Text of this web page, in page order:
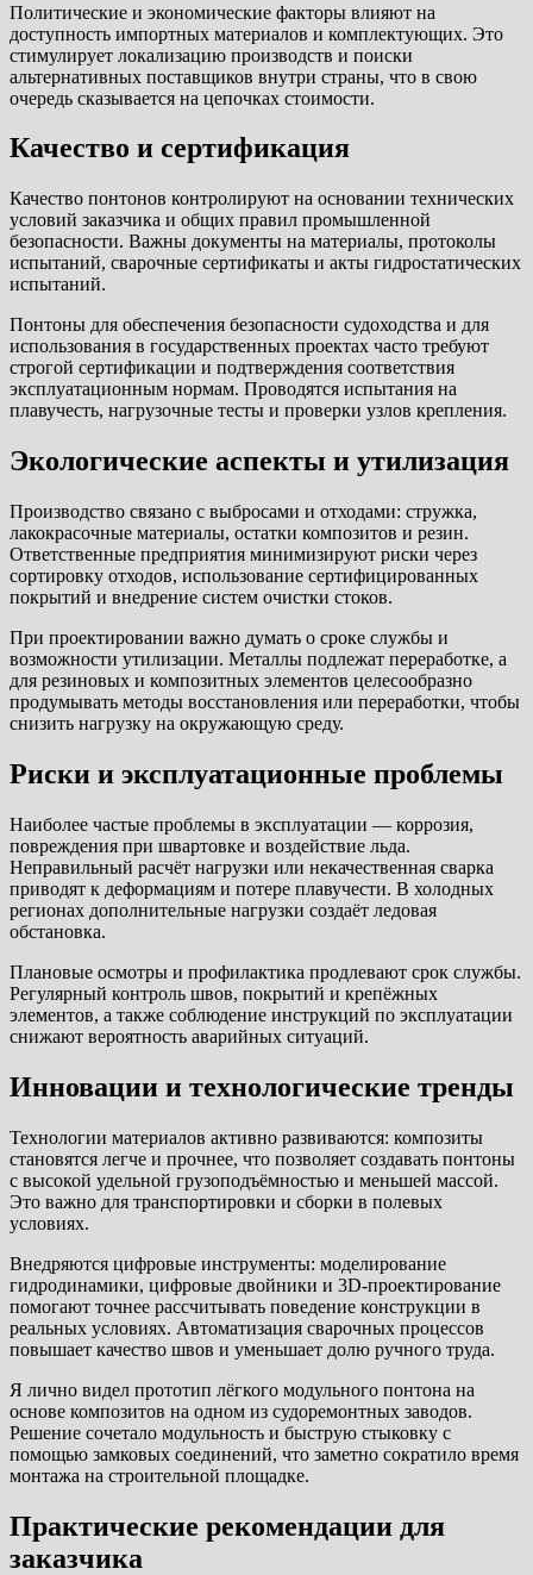
Политические и экономические факторы влияют на
доступность импортных материалов и комплектующих. Это
стимулирует локализацию производств и поиски
альтернативных поставщиков внутри страны, что в свою
очередь сказывается на цепочках стоимости.
Качество и сертификация
Качество понтонов контролируют на основании технических
условий заказчика и общих правил промышленной
безопасности. Важны документы на материалы, протоколы
испытаний, сварочные сертификаты и акты гидростатических
испытаний.
Понтоны для обеспечения безопасности судоходства и для
использования в государственных проектах часто требуют
строгой сертификации и подтверждения соответствия
эксплуатационным нормам. Проводятся испытания на
плавучесть, нагрузочные тесты и проверки узлов крепления.
Экологические аспекты и утилизация
Производство связано с выбросами и отходами: стружка,
лакокрасочные материалы, остатки композитов и резин.
Ответственные предприятия минимизируют риски через
сортировку отходов, использование сертифицированных
покрытий и внедрение систем очистки стоков.
При проектировании важно думать о сроке службы и
возможности утилизации. Металлы подлежат переработке, а
для резиновых и композитных элементов целесообразно
продумывать методы восстановления или переработки, чтобы
снизить нагрузку на окружающую среду.
Риски и эксплуатационные проблемы
Наиболее частые проблемы в эксплуатации — коррозия,
повреждения при швартовке и воздействие льда.
Неправильный расчёт нагрузки или некачественная сварка
приводят к деформациям и потере плавучести. В холодных
регионах дополнительные нагрузки создаёт ледовая
обстановка.
Плановые осмотры и профилактика продлевают срок службы.
Регулярный контроль швов, покрытий и крепёжных
элементов, а также соблюдение инструкций по эксплуатации
снижают вероятность аварийных ситуаций.
Инновации и технологические тренды
Технологии материалов активно развиваются: композиты
становятся легче и прочнее, что позволяет создавать понтоны
с высокой удельной грузоподъёмностью и меньшей массой.
Это важно для транспортировки и сборки в полевых
условиях.
Внедряются цифровые инструменты: моделирование
гидродинамики, цифровые двойники и 3D-проектирование
помогают точнее рассчитывать поведение конструкции в
реальных условиях. Автоматизация сварочных процессов
повышает качество швов и уменьшает долю ручного труда.
Я лично видел прототип лёгкого модульного понтона на
основе композитов на одном из судоремонтных заводов.
Решение сочетало модульность и быструю стыковку с
помощью замковых соединений, что заметно сократило время
монтажа на строительной площадке.
Практические рекомендации для
заказчика